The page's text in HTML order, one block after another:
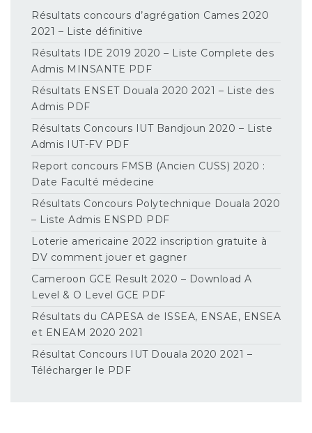
Résultats concours d’agrégation Cames 2020
2021 – Liste définitive
Résultats IDE 2019 2020 – Liste Complete des
Admis MINSANTE PDF
Résultats ENSET Douala 2020 2021 – Liste des
Admis PDF
Résultats Concours IUT Bandjoun 2020 – Liste
Admis IUT-FV PDF
Report concours FMSB (Ancien CUSS) 2020 :
Date Faculté médecine
Résultats Concours Polytechnique Douala 2020
– Liste Admis ENSPD PDF
Loterie americaine 2022 inscription gratuite à
DV comment jouer et gagner
Cameroon GCE Result 2020 – Download A
Level & O Level GCE PDF
Résultats du CAPESA de ISSEA, ENSAE, ENSEA
et ENEAM 2020 2021
Résultat Concours IUT Douala 2020 2021 –
Télécharger le PDF